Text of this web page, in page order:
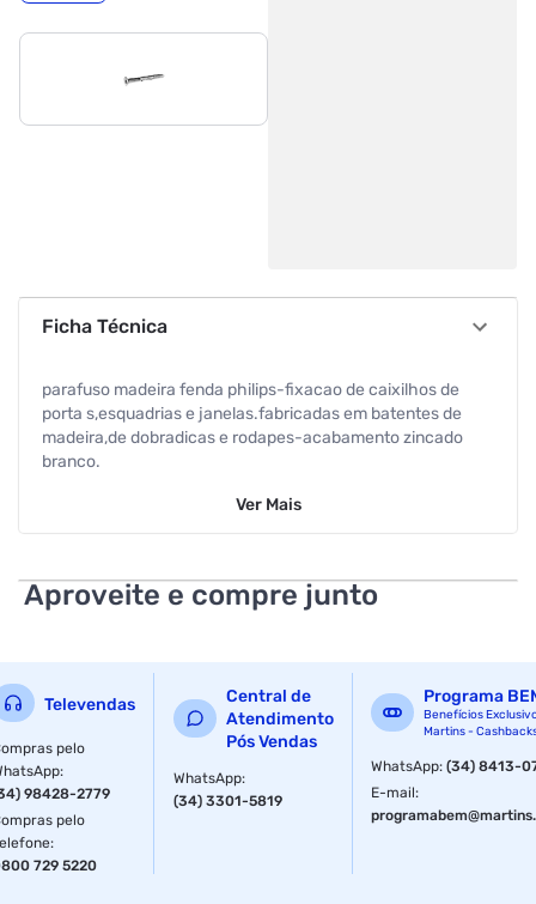
Ficha Técnica
parafuso madeira fenda philips-fixacao de caixilhos de
porta s,esquadrias e janelas.fabricadas em batentes de
madeira,de dobradicas e rodapes-acabamento zincado
branco.
Ver Mais
Aproveite e compre junto
Televendas
pelo
:
98428-2779
pelo
:
729 5220
Central de
Atendimento
Pós Vendas
WhatsApp:
(34) 3301-5819
Programa
Benefícios
Martins -
WhatsApp:(34) 8413-
E-mail: